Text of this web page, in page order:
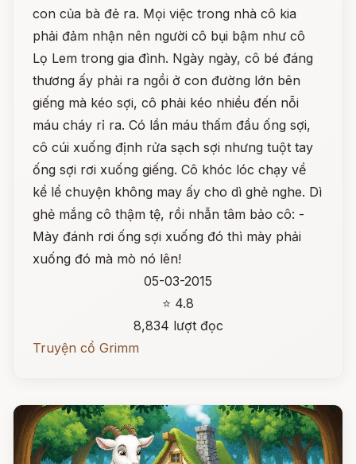
con của bà đẻ ra. Mọi việc trong nhà cô kia
phải đảm nhận nên người cô bụi bậm như cô
Lọ Lem trong gia đình. Ngày ngày, cô bé đáng
thương ấy phải ra ngồi ở con đường lớn bên
giếng mà kéo sợi, cô phải kéo nhiều đến nỗi
máu cháy rỉ ra. Có lần máu thấm đầu ống sợi,
cô cúi xuống định rửa sạch sợi nhưng tuột tay
ống sợi rơi xuống giếng. Cô khóc lóc chạy về
kể lể chuyện không may ấy cho dì ghẻ nghe. Dì
ghẻ mắng cô thậm tệ, rồi nhẫn tâm bảo cô: -
Mày đánh rơi ống sợi xuống đó thì mày phải
xuống đó mà mò nó lên!
05-03-2015
⭐ 4.8
8,834 lượt đọc
Truyện cổ Grimm